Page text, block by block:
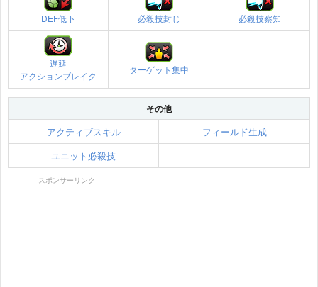
DEF低下 必殺技封じ 必殺技察知
遅延
アクションブレイク
ターゲット集中
その他
アクティブスキル
フィールド生成
ユニット必殺技
スポンサーリンク